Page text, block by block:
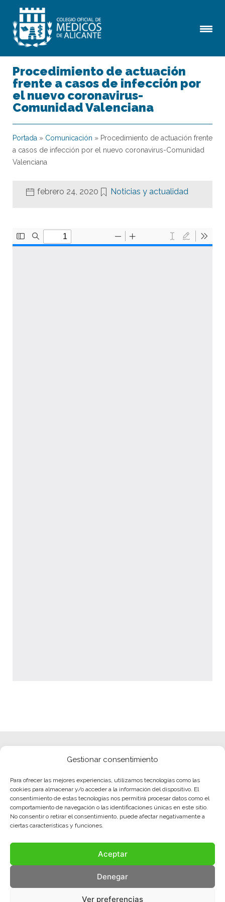
Gestionar consentimiento
Para ofrecer las mejores experiencias, utilizamos tecnologías como las
cookies para almacenar y/o acceder a la información del dispositivo. El
consentimiento de estas tecnologías nos permitirá procesar datos como el
comportamiento de navegación o las identificaciones únicas en este sitio.
No consentir o retirar el consentimiento, puede afectar negativamente a
ciertas características y funciones.
Aceptar
Denegar
Ver preferencias
Procedimiento de actuación
frente a casos de infección por
el nuevo coronavirus-
Comunidad Valenciana
Portada » Comunicación » Procedimiento de actuación frente
a casos de infección por el nuevo coronavirus-Comunidad
Valenciana
febrero 24, 2020 Noticias y actualidad